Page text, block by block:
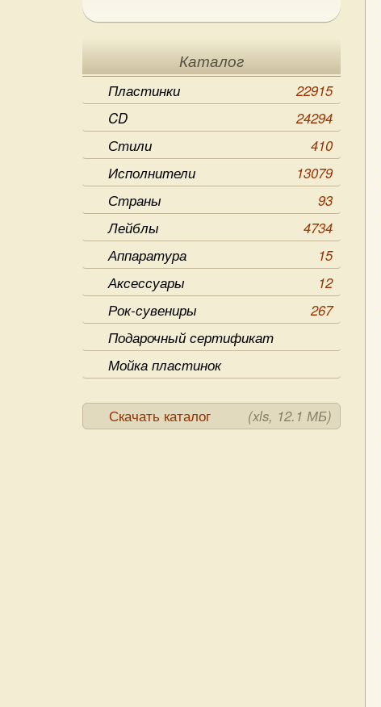
Каталог
Пластинки
22915
CD
24294
Стили
410
Исполнители
13079
Страны
93
Лейблы
4734
Аппаратура
15
Аксессуары
12
Рок-сувениры
267
Подарочный сертификат
Мойка пластинок
Скачать каталог (xls, 12.1 МБ)